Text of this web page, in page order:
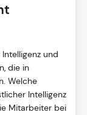
und
die in
Welche
Intelligenz
Mitarbeiter bei